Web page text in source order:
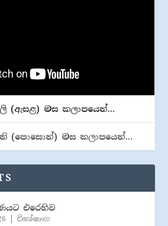
(​ඇසළ) මස කලාපයෙන්…
(​පොසොන්) මස කලාපයෙන්…
එරෙහිව
|විශේෂාංග